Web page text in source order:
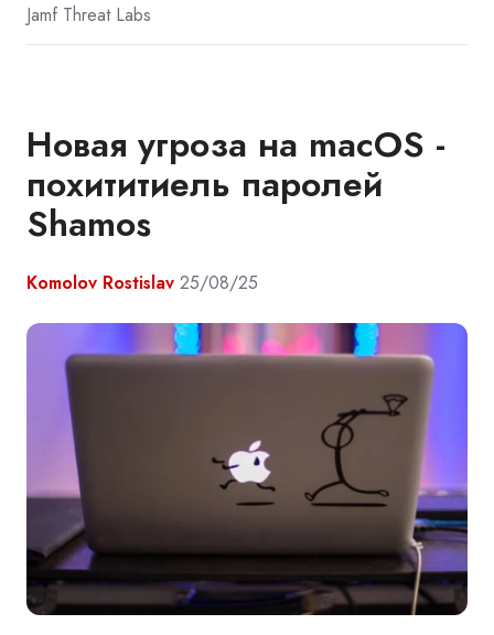
Jamf Threat Labs
Новая угроза на macOS -
похититиель паролей
Shamos
Komolov Rostislav 25/08/25